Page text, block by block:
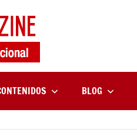
música
internacional
BLOG